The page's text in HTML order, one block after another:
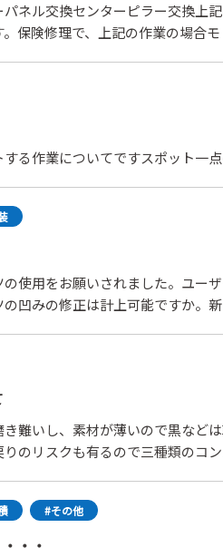
ネル交換センターピラー交換上
保険修理で、上記の作業の場合
入れる事。このような内容にな
。との事で、作業自体を過剰整
の補強板作成料金をいただけな
は著しく、そのままでお客様に
ない以前の問題ですので、当社で
車体整備士の話をしても、一切
る作業についてですスポット一
使用をお願いされました。ユー
凹みの修正は計上可能ですか。
難いし、素材が薄いので黒など
のリスクも有るので三種類のコ
理する方が高いのに保険会社は
してくれればいいのに・・・。
#その他
・・